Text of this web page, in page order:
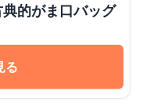
的がま口バッグ
る